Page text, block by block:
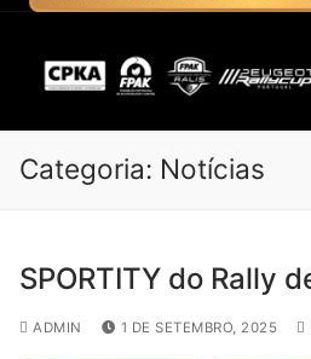
c
Categoria: Notícias
SPORTITY do Rally
ADMIN 1 DE SETEMBRO, 2025